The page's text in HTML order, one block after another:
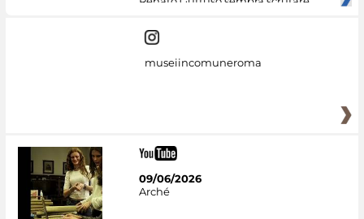
museiincomuneroma
09/06/2026
Arché